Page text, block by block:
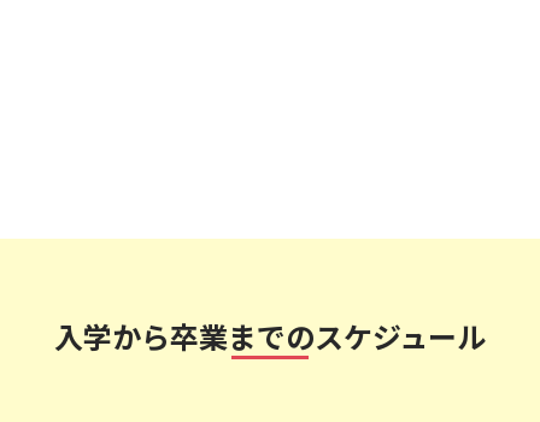
入学から卒業までのスケジュール